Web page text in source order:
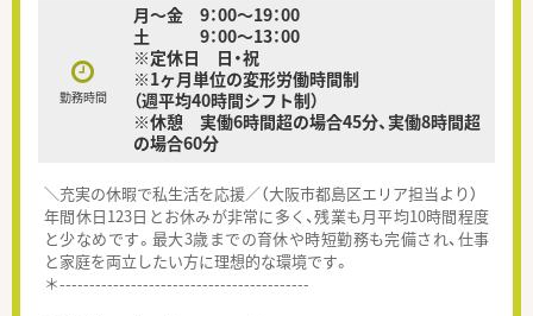
勤務時間
月～金 9：00～19：00
土 9：00～13：00
※定休日 日・祝
※1ヶ月単位の変形労働時間制
（週平均40時間シフト制）
※休憩 実働6時間超の場合45分、実働8時間超
の場合60分
＼充実の休暇で私生活を応援／（大阪市都島区エリア担当より）
年間休日123日とお休みが非常に多く、残業も月平均10時間程度
と少なめです。最大3歳までの育休や時短勤務も完備され、仕事
と家庭を両立したい方に理想的な環境です。
＊------------------------------------------